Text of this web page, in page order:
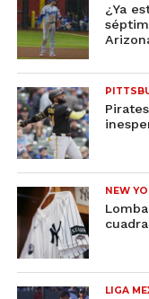
¿Ya
NEW
LIGA